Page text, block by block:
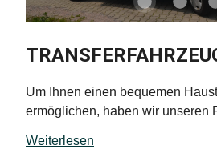
Um Ihnen einen bequemen
ermöglichen, haben wir unseren
stehen für jede Reise zur
Weiterlesen